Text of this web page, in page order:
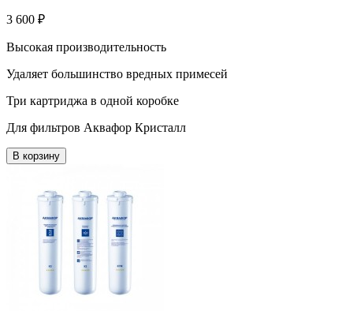
3 600 ₽
Высокая производительность
Удаляет большинство вредных примесей
Три картриджа в одной коробке
Для фильтров Аквафор Кристалл
В корзину